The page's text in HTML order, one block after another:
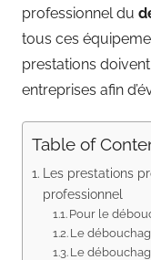
professionnel du
tous ces
prestations
entreprises afin
Table of
Les prestations
professionnel
Pour le
Le
Le